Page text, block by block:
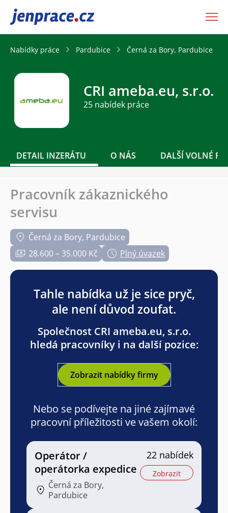
JenPráce.cz
Nabídky práce Pardubice Černá za Bory, Pardubice
CRI ameba.eu, s.r.o.
25 nabídek práce
DETAIL INZERÁTU O NÁS DALŠÍ VOLNÉ
Pracovník zákaznického
servisu
Černá za Bory, Pardubice
28.600 – 35.000 Kč
Plný úvazek
Tahle nabídka už je sice pryč,
ale není důvod zoufat.
Společnost CRI ameba.eu, s.r.o.
hledá pracovníky i na další pozice:
Zobrazit nabídky firmy
Nebo se podívejte na jiné zajímavé
pracovní příležitosti ve vašem okolí:
Operátor /
operátorka expedice
Černá za Bory,
Pardubice
22 nabídek
Zobrazit